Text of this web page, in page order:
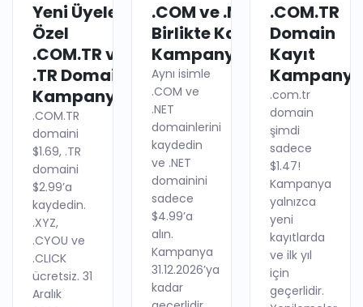
Yeni Üyelere
Özel
.COM.TR ve
.TR Domain
Kampanyası
DOMAIN
.COM.TR
domaini
$1.69, .TR
domaini
$2.99’a
kaydedin.
.XYZ,
.CYOU ve
.CLICK
ücretsiz. 31
Aralık
.COM ve .NET
Birlikte Kayıt
Kampanyası
DOMAIN
Aynı isimle
.COM ve
.NET
domainlerini
kaydedin
ve .NET
domainini
sadece
$4.99’a
alın.
Kampanya
31.12.2026’ya
kadar
.COM.TR
Domain
Kayıt
.com.tr
domain
şimdi
sadece
$1.47!
Kampanya
yalnızca
yeni
kayıtlarda
ve ilk yıl
için
geçerlidir.